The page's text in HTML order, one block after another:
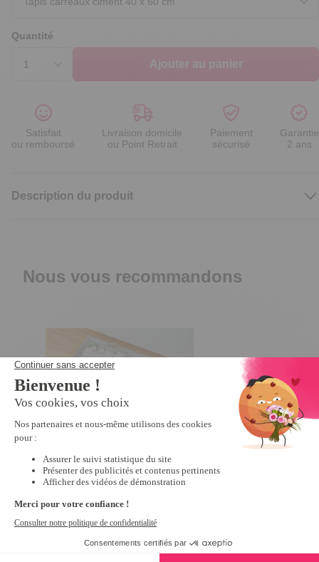
Quantité
Ajouter au panier
Satisfait
ou remboursé
Livraison domicile
ou Point Retrait
Paiement
sécurisé
Garantie
2 ans
Description du produit
Nous vous recommandons
Tapis d'évier égouttoir "le sud"
3/5- 2avis
24,99 €